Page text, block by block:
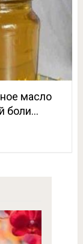
масло
боли…